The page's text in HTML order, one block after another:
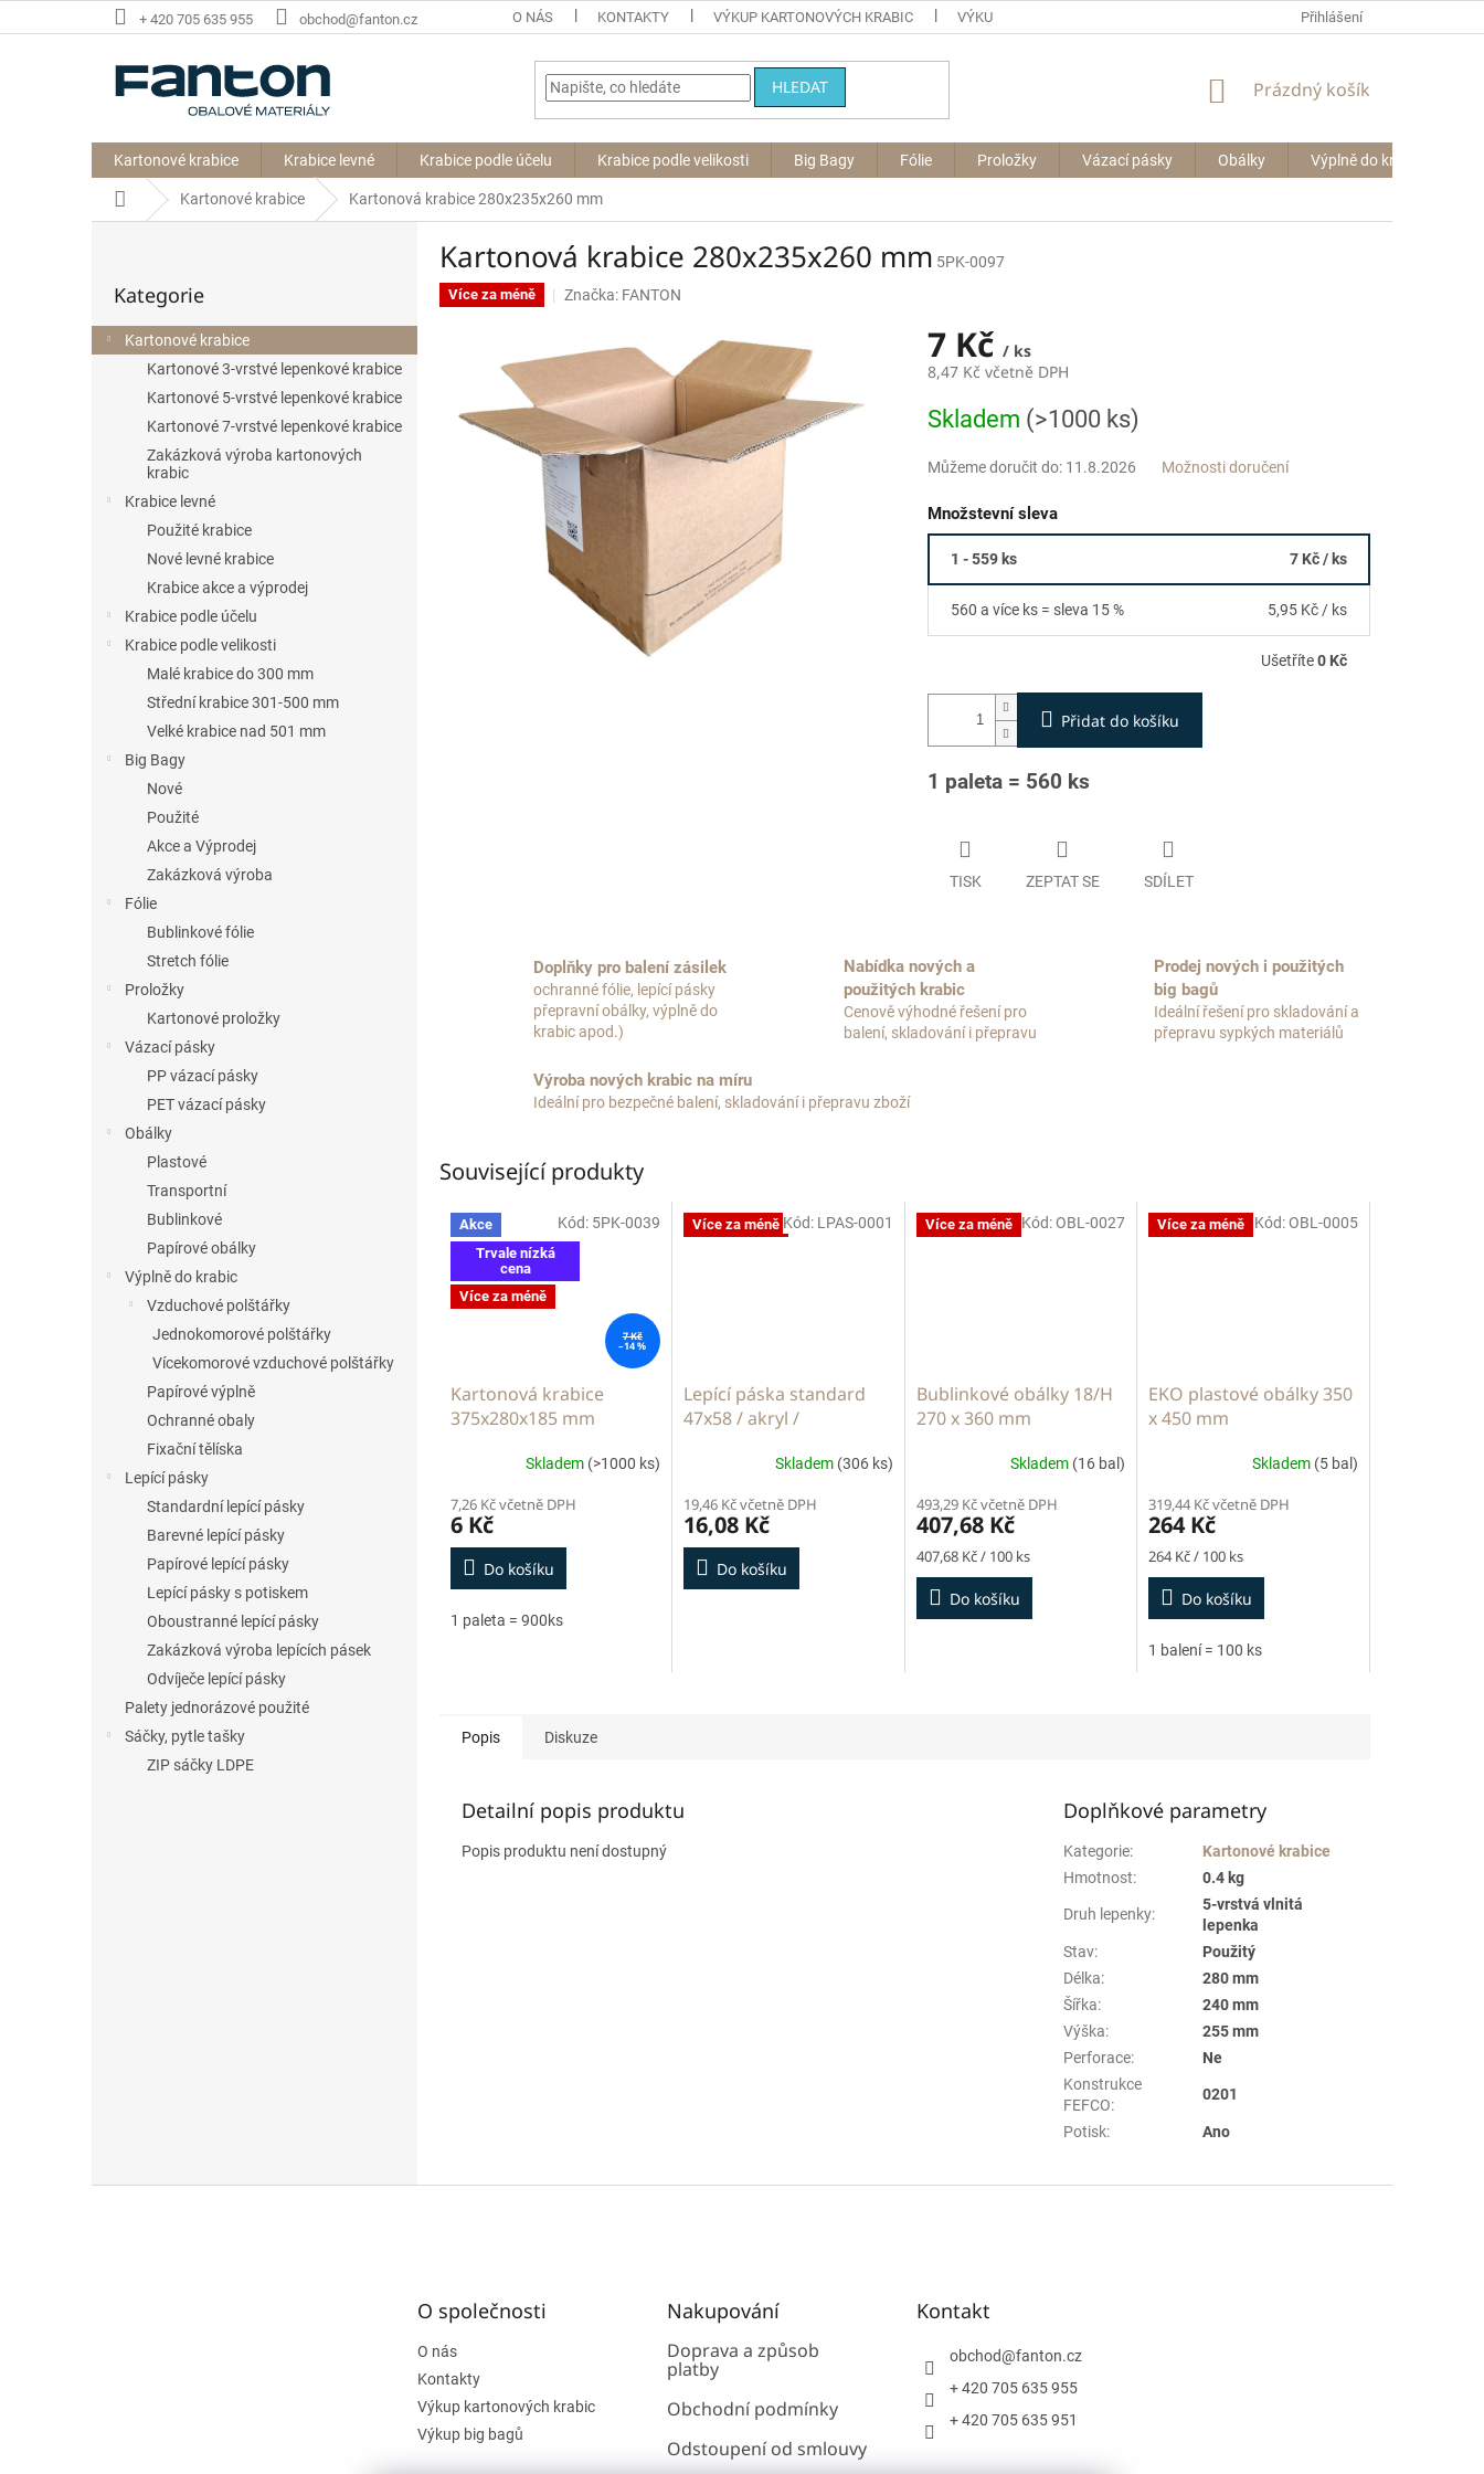
na
+ 420 705 635 955 obchod@fanton.cz O NÁS KONTAKTY VÝKUP KARTONOVÝCH KRABIC VÝKUP BIG BAGŮ Přihlášení
HLEDAT
NÁKUPNÍ
Prázdný košík
Kartonové krabice Krabice levné Krabice podle účelu Krabice podle velikosti Big Bagy Fólie Proložky Vázací pásky Obálky Výplně do krabic
Domů Kartonové krabice Kartonová krabice 280x235x260 mm
r
a
kategorie
Kategorie
Kartonové krabice
Kartonové 3-vrstvé lepenkové krabice
Kartonové 5-vrstvé lepenkové krabice
Kartonové 7-vrstvé lepenkové krabice
Zakázková výroba kartonových
krabic
Krabice levné
Použité krabice
Nové levné krabice
Krabice akce a výprodej
Krabice podle účelu
Krabice podle velikosti
Malé krabice do 300 mm
Střední krabice 301-500 mm
Velké krabice nad 501 mm
Big Bagy
Nové
Použité
Akce a Výprodej
Zakázková výroba
Fólie
Bublinkové fólie
Stretch fólie
Proložky
Kartonové proložky
Vázací pásky
PP vázací pásky
PET vázací pásky
Obálky
Plastové
Transportní
Bublinkové
Papírové obálky
Výplně do krabic
Vzduchové polštářky
Jednokomorové polštářky
Vícekomorové vzduchové polštářky
Papírové výplně
Ochranné obaly
Fixační tělíska
Lepící pásky
Standardní lepící pásky
Barevné lepící pásky
Papírové lepící pásky
Lepící pásky s potiskem
Oboustranné lepící pásky
Zakázková výroba lepících pásek
Odvíječe lepící pásky
Palety jednorázové použité
Sáčky, pytle tašky
ZIP sáčky LDPE
Kartonová krabice 280x235x260 mm 5PK-0097
Více za méně Značka: FANTON
7 Kč / ks
8,47 Kč včetně DPH
cena:
Skladem (>1000 ks)
Můžeme doručit do: 11.8.2026 Možnosti doručení
Množstevní sleva
1 - 559 ks 7 Kč/ ks
560 a více ks = sleva 15 % 5,95 Kč / ks
Ušetříte0 Kč
Přidat do košíku
1 paleta = 560 ks
TISK ZEPTAT SE SDÍLET
Doplňky pro balení zásilek
ochranné fólie, lepící pásky
přepravní obálky, výplně do
krabic apod.)
Nabídka nových a
použitých krabic
Cenově výhodné řešení pro
balení, skladování i přepravu
Prodej nových i použitých
big bagů
Ideální řešení pro skladování a
přepravu sypkých materiálů
Výroba nových krabic na míru
Ideální pro bezpečné balení, skladování i přepravu zboží
Související produkty
Akce
Trvale nízká
cena
Více za méně
7 Kč
–14 %
Kartonová krabice
375x280x185 mm
Skladem (>1000 ks)
7,26 Kč včetně DPH
6 Kč
Do košíku
1 paleta = 900ks
Kód: 5PK-0039 Více za méně
Lepící páska standard
47x58 / akryl /
Skladem (306 ks)
19,46 Kč včetně DPH
16,08 Kč
Do košíku
Kód: LPAS-0001 Více za méně
Bublinkové obálky 18/H
270 x 360 mm
Skladem (16 bal)
493,29 Kč včetně DPH
407,68 Kč
Měrná
cena:
407,68 Kč / 100 ks
Do košíku
Kód: OBL-0027 Více za méně
EKO plastové obálky 350
x 450 mm
Skladem (5 bal)
319,44 Kč včetně DPH
264 Kč
Měrná
cena:
264 Kč / 100 ks
Do košíku
1 balení = 100 ks
Kód: OBL-0005
Popis Diskuze
Detailní popis produktu
Popis produktu není dostupný
Doplňkové parametry
Kategorie:
Kartonové krabice
Hmotnost: 0.4 kg
Druh lepenky:
5-vrstvá vlnitá
lepenka
Stav:
Použitý
Délka:
280 mm
Šířka:
240 mm
Výška:
255 mm
Perforace:
Ne
Konstrukce
FEFCO:
0201
Potisk: Ano
O společnosti
O nás
Kontakty
Výkup kartonových krabic
Výkup big bagů
Nakupování
Doprava a způsob
platby
Obchodní podmínky
Odstoupení od smlouvy
Kontakt
obchod@fanton.cz
+ 420 705 635 955
+ 420 705 635 951